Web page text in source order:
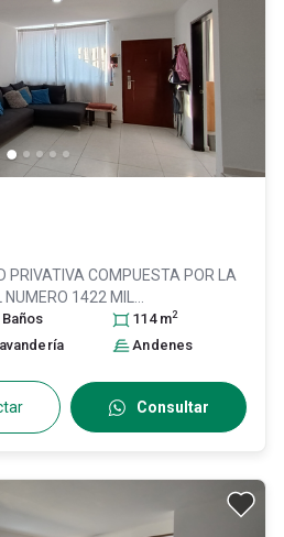
PRIVATIVA COMPUESTA POR LA
1422 MIL
DE LA, Col. Puerta del Bosque,
, C.P. 45066 30815528
Baños 114 m2
Andenes
Consultar